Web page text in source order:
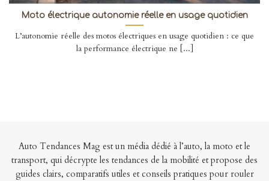
Moto électrique autonomie réelle en usage quotidien
L’autonomie réelle des motos électriques en usage quotidien : ce que
la performance électrique ne [...]
Auto Tendances Mag est un média dédié à l’auto, la moto et le
transport, qui décrypte les tendances de la mobilité et propose des
guides clairs, comparatifs utiles et conseils pratiques pour rouler